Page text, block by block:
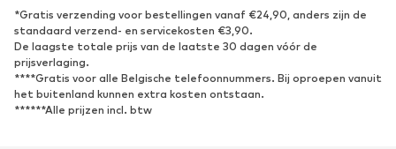
Sneakers
Enkellaarsjes
Pumps & hakken
Laarzen
Sandalen
Sportschoenen
Ballerina's
Muiltjes
*Gratis verzending voor bestellingen vanaf €24,90, anders zijn de
standaard verzend- en servicekosten €3,90.
De laagste totale prijs van de laatste 30 dagen vóór de
prijsverlaging.
****Gratis voor alle Belgische telefoonnummers. Bij oproepen vanuit
het buitenland kunnen extra kosten ontstaan.
******Alle prijzen incl. btw